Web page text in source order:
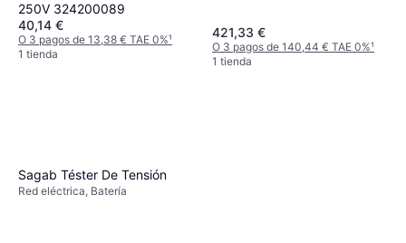
250V 324200089
40,14 €
O 3 pagos de 13,38 € TAE 0%¹
1 tienda
421,33 €
O 3 pagos de 140,44 € TAE 0%¹
1 tienda
Sagab Téster De Tensión
Red eléctrica, Batería